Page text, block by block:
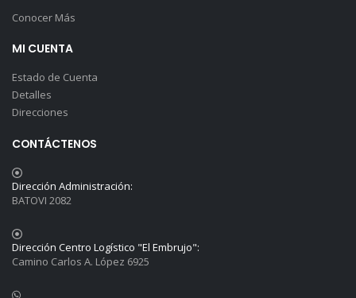
Conocer Más
MI CUENTA
Estado de Cuenta
Detalles
Direcciones
CONTÁCTENOS
Dirección Administración:
BATOVI 2082
Dirección Centro Logístico "El Embrujo":
Camino Carlos A. López 6925